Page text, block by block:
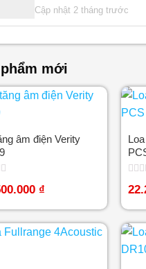
Cập nhật 2 tháng trước
mới
âm điện Verity
₫
xếp
0
5
sao